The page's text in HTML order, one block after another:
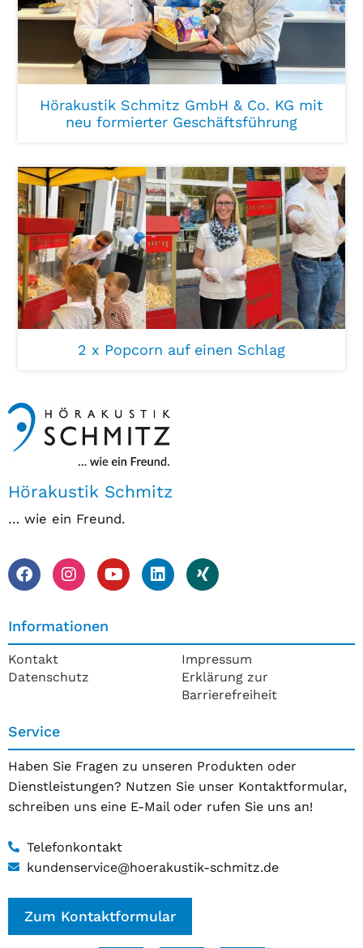
Hörakustik Schmitz GmbH & Co. KG mit
neu formierter Geschäftsführung
2 x Popcorn auf einen Schlag
Hörakustik Schmitz
… wie ein Freund.
Informationen
Kontakt
Datenschutz
Impressum
Erklärung zur
Barrierefreiheit
Service
Haben Sie Fragen zu unseren Produkten oder
Dienstleistungen? Nutzen Sie unser Kontaktformular,
schreiben uns eine E-Mail oder rufen Sie uns an!
Telefonkontakt
kundenservice@hoerakustik-schmitz.de
Zum Kontaktformular